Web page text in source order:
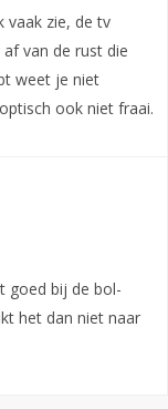
vaak zie, de tv
van de rust die
weet je niet
ook niet fraai.
goed bij de bol-
het dan niet naar